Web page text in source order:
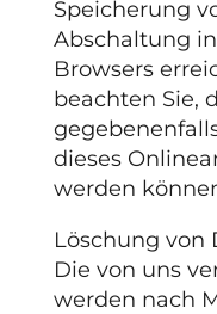
Speicherung
Abschaltung
Browsers
beachten Sie,
dieses
werden
Löschung von
Die von uns
werden nach